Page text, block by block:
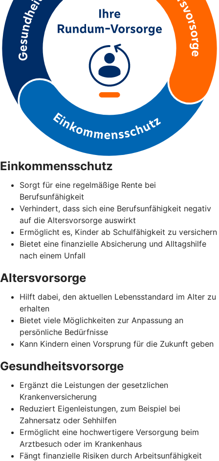
Einkommensschutz
Sorgt für eine regelmäßige Rente bei
Berufsunfähigkeit
Verhindert, dass sich eine Berufsunfähigkeit negativ
auf die Altersvorsorge auswirkt
Ermöglicht es, Kinder ab Schulfähigkeit zu versichern
Bietet eine finanzielle Absicherung und Alltagshilfe
nach einem Unfall
Altersvorsorge
Hilft dabei, den aktuellen Lebensstandard im Alter zu
erhalten
Bietet viele Möglichkeiten zur Anpassung an
persönliche Bedürfnisse
Kann Kindern einen Vorsprung für die Zukunft geben
Gesundheitsvorsorge
Ergänzt die Leistungen der gesetzlichen
Krankenversicherung
Reduziert Eigenleistungen, zum Beispiel bei
Zahnersatz oder Sehhilfen
Ermöglicht eine hochwertigere Versorgung beim
Arztbesuch oder im Krankenhaus
Fängt finanzielle Risiken durch Arbeitsunfähigkeit